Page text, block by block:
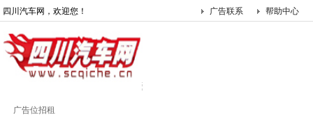
四川汽车网，欢迎您！ 帮助中心
广告联系
广告位招租